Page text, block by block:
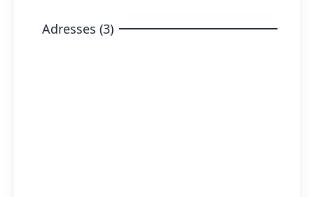
Adresses (3)